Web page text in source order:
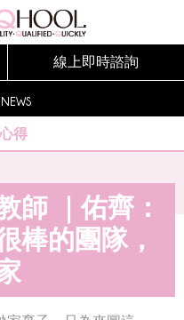
線上即時諮詢
NEWS
得
師 ｜佑齊：
棒的團隊，